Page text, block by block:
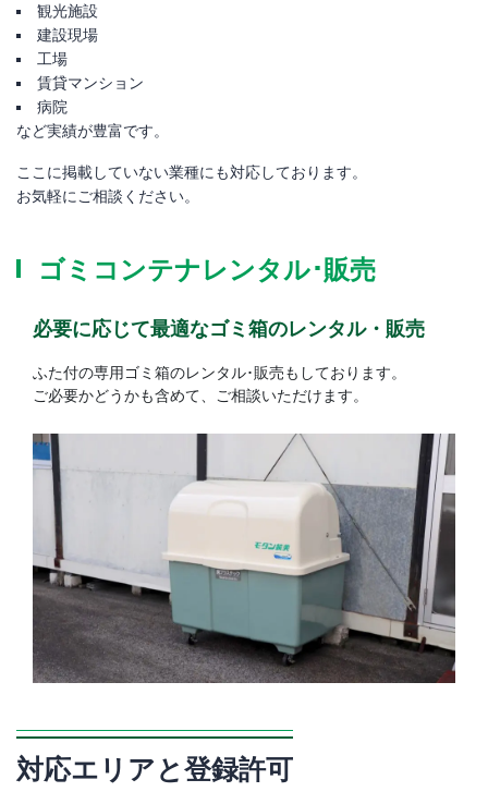
観光施設
建設現場
工場
賃貸マンション
病院
など実績が豊富です。
ここに掲載していない業種にも対応しております。
お気軽にご相談ください。
ゴミコンテナレンタル･販売
必要に応じて最適なゴミ箱のレンタル・販売
ふた付の専用ゴミ箱のレンタル･販売もしております。
ご必要かどうかも含めて、ご相談いただけます。
対応エリアと登録許可